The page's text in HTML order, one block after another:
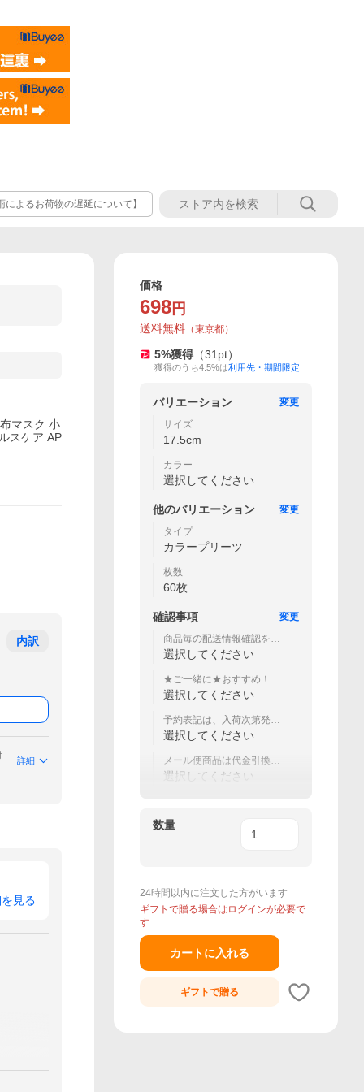
によるお荷物の遅延について】
マスク 小
スケア AP
内訳
詳細
見る
価格
698 円
送料無料 （東京都）
5%獲得 （31 pt）
獲得のうち4.5%は利用先・期間限定
バリエーション
変更
サイズ
17.5cm
カラー
選択してください
他のバリエーション
変更
タイプ
カラープリーツ
枚数
60枚
確認事項
変更
商品毎の配送情報確認をお
願いします
選択してください
★ご一緒に★おすすめ！除菌
ウェットティッシュ
選択してください
予約表記は、入荷次第発送
のご予約品です
選択してください
メール便商品は代金引換不
可です
選択してください
数量
24時間以内に注文した方がいます
ギフトで贈る場合はログインが必要で
す
カートに入れる
ギフトで贈る